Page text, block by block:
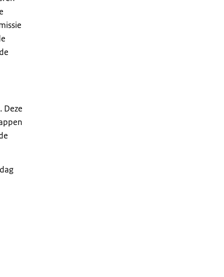
Deze